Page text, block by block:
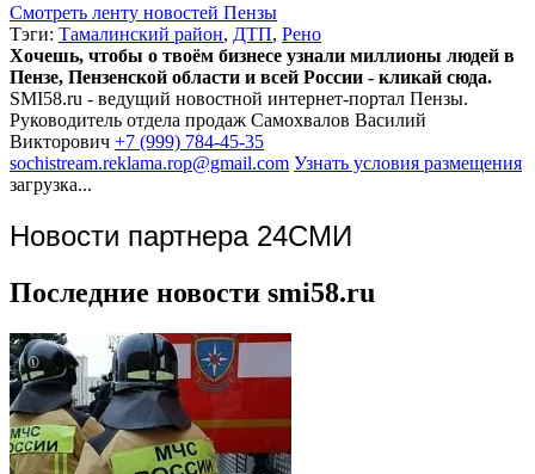
Смотреть ленту новостей Пензы
Тэги: Тамалинский район, ДТП, Рено
Хочешь, чтобы о твоём бизнесе узнали миллионы людей в
Пензе, Пензенской области и всей России - кликай сюда.
SMI58.ru - ведущий новостной интернет-портал Пензы.
Руководитель отдела продаж Самохвалов Василий
Викторович +7 (999) 784-45-35
sochistream.reklama.rop@gmail.com Узнать условия размещения
загрузка...
Новости партнера 24СМИ
Последние новости smi58.ru